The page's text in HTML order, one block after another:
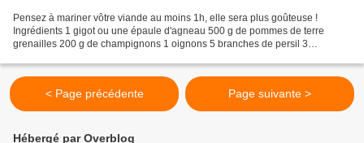
Pensez à mariner vôtre viande au moins 1h, elle sera plus goûteuse !
Ingrédients 1 gigot ou une épaule d'agneau 500 g de pommes de terre
grenailles 200 g de champignons 1 oignons 5 branches de persil 3
< Page précédente Page suivante >
Hébergé par Overblog